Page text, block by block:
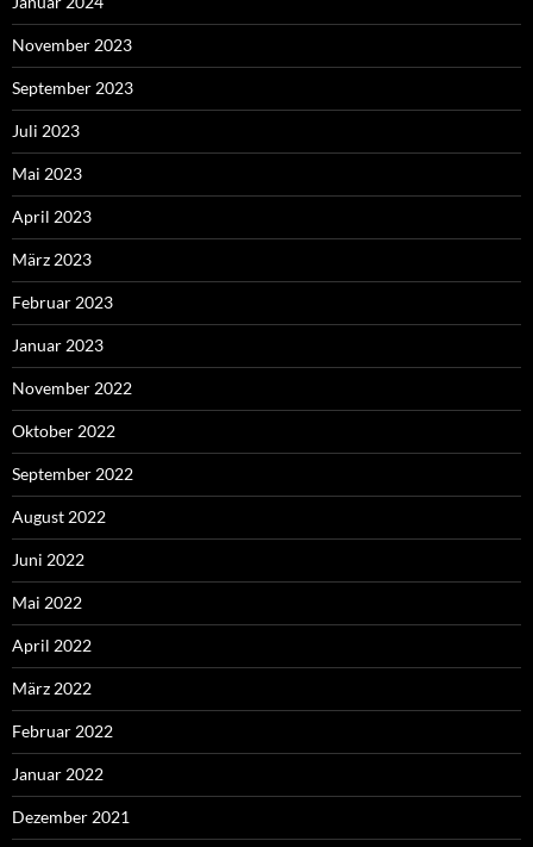
November 2023
September 2023
Juli 2023
Mai 2023
April 2023
März 2023
Februar 2023
Januar 2023
November 2022
Oktober 2022
September 2022
August 2022
Juni 2022
Mai 2022
April 2022
März 2022
Februar 2022
Januar 2022
Dezember 2021